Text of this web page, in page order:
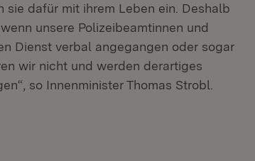
dafür mit ihrem Leben ein. Deshalb
unsere Polizeibeamtinnen und
Dienst verbal angegangen oder sogar
wir nicht und werden derartiges
so Innenminister Thomas Strobl.